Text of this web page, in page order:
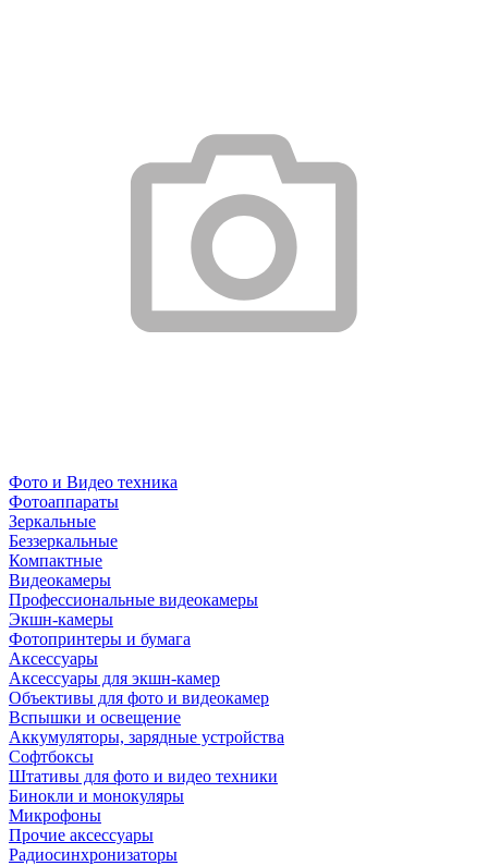
Фото и Видео техника
Фотоаппараты
Зеркальные
Беззеркальные
Компактные
Видеокамеры
Профессиональные видеокамеры
Экшн-камеры
Фотопринтеры и бумага
Аксессуары
Аксессуары для экшн-камер
Объективы для фото и видеокамер
Вспышки и освещение
Аккумуляторы, зарядные устройства
Софтбоксы
Штативы для фото и видео техники
Бинокли и монокуляры
Микрофоны
Прочие аксессуары
Радиосинхронизаторы